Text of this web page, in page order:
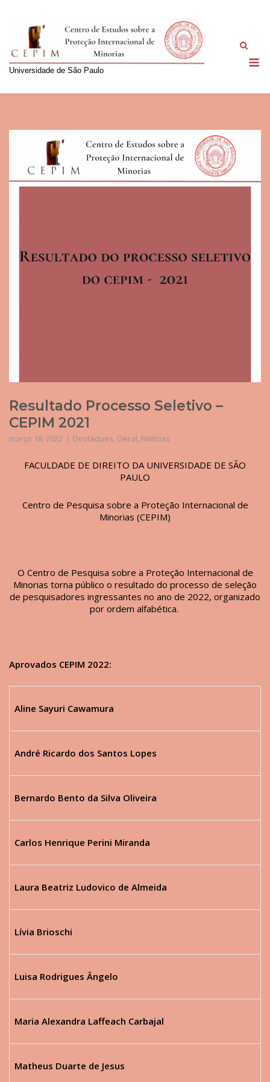
content
Universidade de São Paulo
Resultado Processo Seletivo –
CEPIM 2021
março 18, 2022 Destaques, Geral, Notícias
FACULDADE DE DIREITO DA UNIVERSIDADE DE SÃO
PAULO
Centro de Pesquisa sobre a Proteção Internacional de
Minorias (CEPIM)
O Centro de Pesquisa sobre a Proteção Internacional de
Minorias torna público o resultado do processo de seleção
de pesquisadores ingressantes no ano de 2022, organizado
por ordem alfabética.
Aprovados CEPIM 2022:
Aline Sayuri Cawamura
André Ricardo dos Santos Lopes
Bernardo Bento da Silva Oliveira
Carlos Henrique Perini Miranda
Laura Beatriz Ludovico de Almeida
Lívia Brioschi
Luisa Rodrigues Ângelo
Maria Alexandra Laffeach Carbajal
Matheus Duarte de Jesus